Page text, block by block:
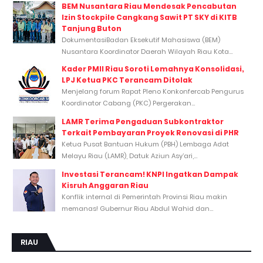
BEM Nusantara Riau Mendesak Pencabutan
Izin Stockpile Cangkang Sawit PT SKY di KITB
Tanjung Buton
DokumentasiBadan Eksekutif Mahasiswa (BEM)
Nusantara Koordinator Daerah Wilayah Riau Kota...
Kader PMII Riau Soroti Lemahnya Konsolidasi,
LPJ Ketua PKC Terancam Ditolak
Menjelang forum Rapat Pleno Konkonfercab Pengurus
Koordinator Cabang (PKC) Pergerakan...
LAMR Terima Pengaduan Subkontraktor
Terkait Pembayaran Proyek Renovasi di PHR
Ketua Pusat Bantuan Hukum (PBH) Lembaga Adat
Melayu Riau (LAMR), Datuk Aziun Asy’ari,...
Investasi Terancam! KNPI Ingatkan Dampak
Kisruh Anggaran Riau
Konflik internal di Pemerintah Provinsi Riau makin
memanas! Gubernur Riau Abdul Wahid dan...
RIAU